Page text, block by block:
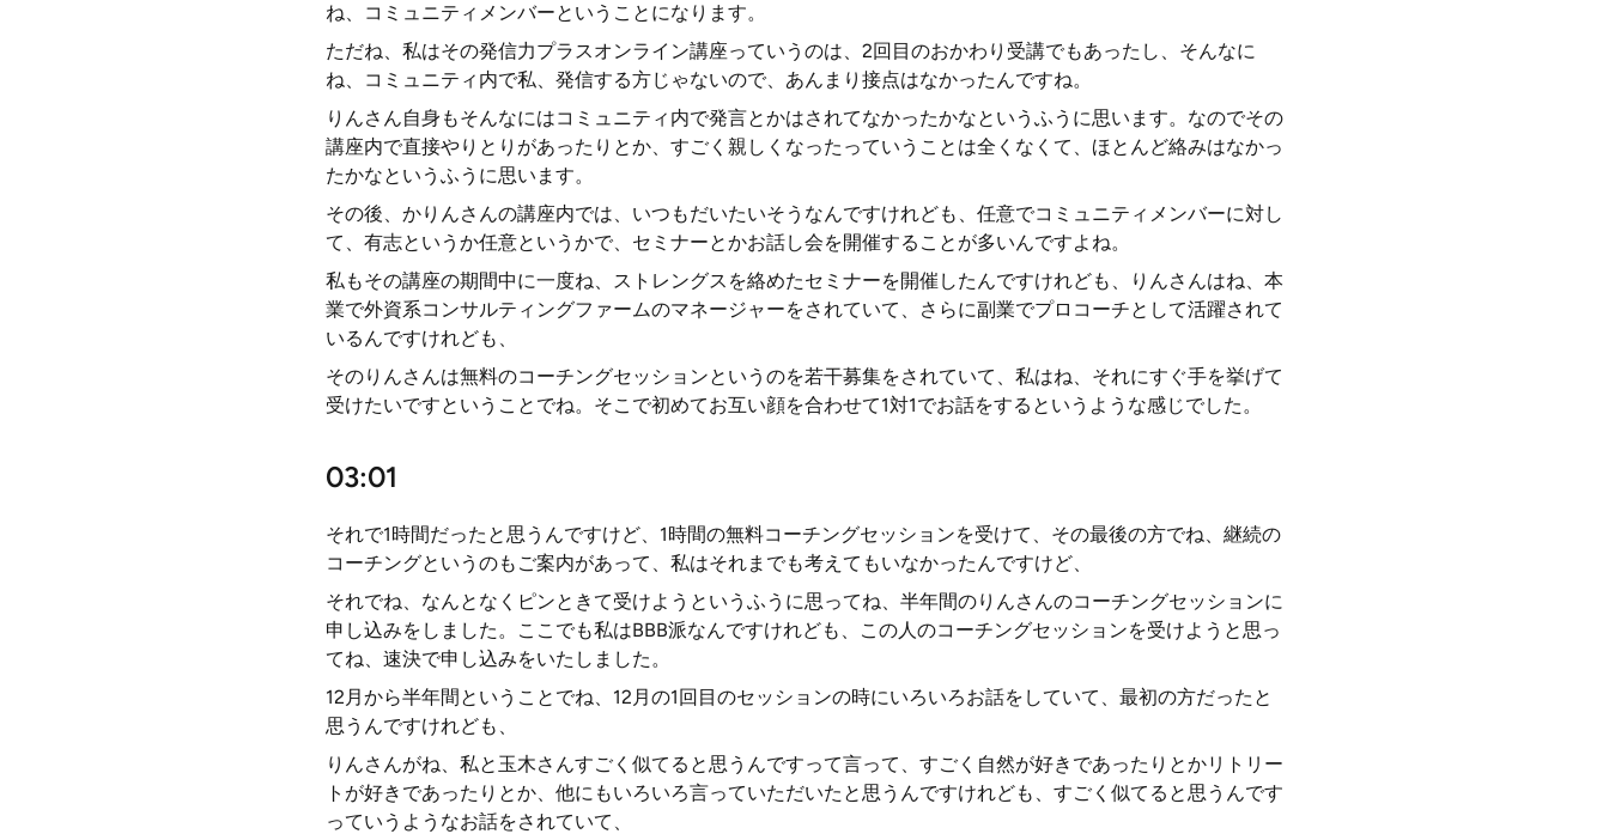
ね、コミュニティメンバーということになります。
ただね、私はその発信力プラスオンライン講座っていうのは、2回目のおかわり受講でもあったし、そんなに
ね、コミュニティ内で私、発信する方じゃないので、あんまり接点はなかったんですね。
りんさん自身もそんなにはコミュニティ内で発言とかはされてなかったかなというふうに思います。なのでその
講座内で直接やりとりがあったりとか、すごく親しくなったっていうことは全くなくて、ほとんど絡みはなかっ
たかなというふうに思います。
その後、かりんさんの講座内では、いつもだいたいそうなんですけれども、任意でコミュニティメンバーに対し
て、有志というか任意というかで、セミナーとかお話し会を開催することが多いんですよね。
私もその講座の期間中に一度ね、ストレングスを絡めたセミナーを開催したんですけれども、りんさんはね、本
業で外資系コンサルティングファームのマネージャーをされていて、さらに副業でプロコーチとして活躍されて
いるんですけれども、
そのりんさんは無料のコーチングセッションというのを若干募集をされていて、私はね、それにすぐ手を挙げて
受けたいですということでね。そこで初めてお互い顔を合わせて1対1でお話をするというような感じでした。
03:01
それで1時間だったと思うんですけど、1時間の無料コーチングセッションを受けて、その最後の方でね、継続の
コーチングというのもご案内があって、私はそれまでも考えてもいなかったんですけど、
それでね、なんとなくピンときて受けようというふうに思ってね、半年間のりんさんのコーチングセッションに
申し込みをしました。ここでも私はBBB派なんですけれども、この人のコーチングセッションを受けようと思っ
てね、速決で申し込みをいたしました。
12月から半年間ということでね、12月の1回目のセッションの時にいろいろお話をしていて、最初の方だったと
思うんですけれども、
りんさんがね、私と玉木さんすごく似てると思うんですって言って、すごく自然が好きであったりとかリトリー
トが好きであったりとか、他にもいろいろ言っていただいたと思うんですけれども、すごく似てると思うんです
っていうようなお話をされていて、